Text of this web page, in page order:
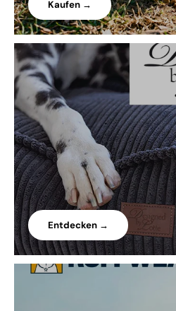
Kaufen →
Entdecken →